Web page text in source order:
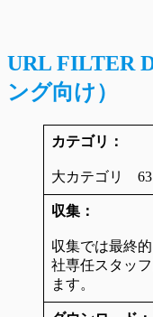
URL FILTER
ング向け）
カテゴリ：
大カテゴリ
収集：
収集では最終
社専任スタッ
ます。